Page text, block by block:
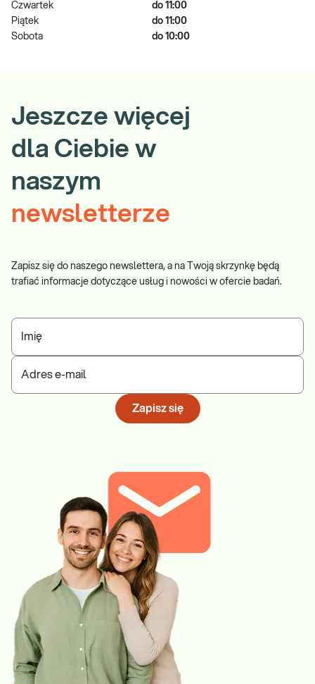
Czwartek
do 11:00
Piątek
do 11:00
Sobota
do 10:00
Jeszcze więcej
dla Ciebie w
naszym
newsletterze
Zapisz się do naszego newslettera, a na Twoją skrzynkę będą
trafiać informacje dotyczące usług i nowości w ofercie badań.
Imię
Adres e-mail
Zapisz się